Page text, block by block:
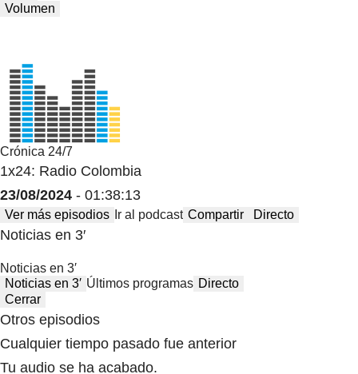
Volumen
Crónica 24/7
1x24: Radio Colombia
23/08/2024 - 01:38:13
Ver más episodios Ir al podcast Compartir Directo
Noticias en 3′
Noticias en 3′
Noticias en 3′ Últimos programas Directo
Cerrar
Otros episodios
Cualquier tiempo pasado fue anterior
Tu audio se ha acabado.